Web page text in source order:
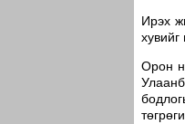
Ирэх
Орон